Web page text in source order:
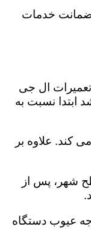
ضمانت خدمات
تعمیرات ال جی
ابتدا نسبت به
کند. علاوه بر
شهر، پس از
عیوب دستگاه